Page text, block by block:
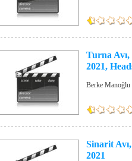
Turna
2021,
Berke Manoğlu
Sinarit
2021